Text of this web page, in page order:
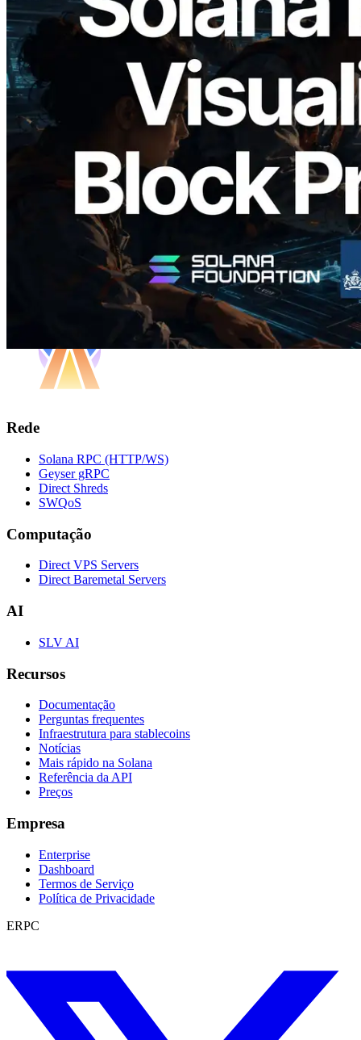
2026.05.24
Validators Solutions lança Solana Block
Analyzer — Visualizando o tempo de
produção de bloco por slot e o validador
responsável
Rede
Solana RPC (HTTP/WS)
Geyser gRPC
Direct Shreds
SWQoS
Computação
Direct VPS Servers
Direct Baremetal Servers
AI
SLV AI
Recursos
Documentação
Perguntas frequentes
Infraestrutura para stablecoins
Notícias
Mais rápido na Solana
Referência da API
Preços
Empresa
Enterprise
Dashboard
Termos de Serviço
Política de Privacidade
ERPC